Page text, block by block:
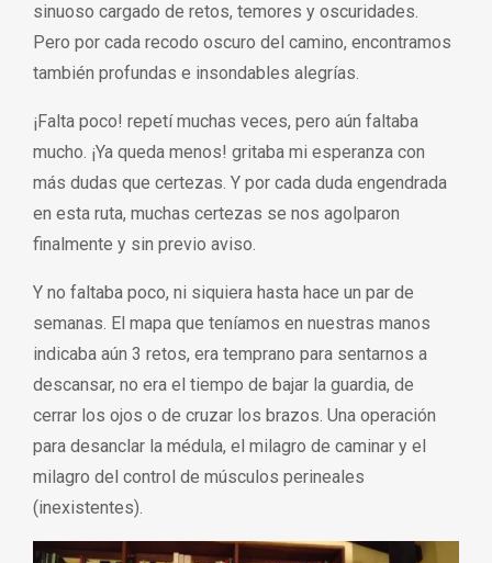
sinuoso cargado de retos, temores y oscuridades.
Pero por cada recodo oscuro del camino, encontramos
también profundas e insondables alegrías.
¡Falta poco! repetí muchas veces, pero aún faltaba
mucho. ¡Ya queda menos! gritaba mi esperanza con
más dudas que certezas. Y por cada duda engendrada
en esta ruta, muchas certezas se nos agolparon
finalmente y sin previo aviso.
Y no faltaba poco, ni siquiera hasta hace un par de
semanas. El mapa que teníamos en nuestras manos
indicaba aún 3 retos, era temprano para sentarnos a
descansar, no era el tiempo de bajar la guardia, de
cerrar los ojos o de cruzar los brazos. Una operación
para desanclar la médula, el milagro de caminar y el
milagro del control de músculos perineales
(inexistentes).